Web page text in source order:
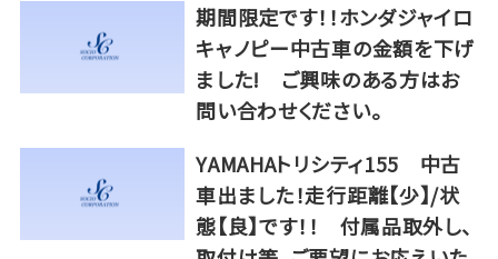
期間限定です！！ホンダジャイロ
キャノピー中古車の金額を下げ
ました! ご興味のある方はお
問い合わせください。
YAMAHAトリシティ155 中古
車出ました！走行距離【少】/状
態【良】です！！ 付属品取外し、